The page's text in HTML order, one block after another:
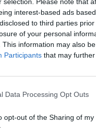
interest-based ads
to third parties
of your personal
This information may also
Participants that may
Data Processing Opt Outs
opt-out of the Sharing of my